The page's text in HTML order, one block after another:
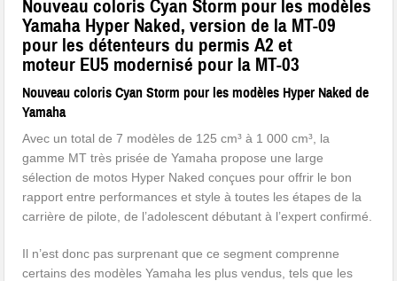
Nouveau coloris Cyan Storm pour les modèles
Yamaha Hyper Naked, version de la MT-09
pour les détenteurs du permis A2 et
moteur EU5 modernisé pour la MT-03
Nouveau coloris Cyan Storm pour les modèles Hyper Naked de
Yamaha
Avec un total de 7 modèles de 125 cm³ à 1 000 cm³, la
gamme MT très prisée de Yamaha propose une large
sélection de motos Hyper Naked conçues pour offrir le bon
rapport entre performances et style à toutes les étapes de la
carrière de pilote, de l’adolescent débutant à l’expert confirmé.
Il n’est donc pas surprenant que ce segment comprenne
certains des modèles Yamaha les plus vendus, tels que les